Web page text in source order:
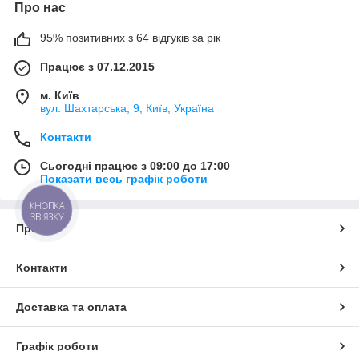
Про нас
95% позитивних з 64 відгуків за рік
Працює з 07.12.2015
м. Київ
вул. Шахтарська, 9, Київ, Україна
Контакти
Сьогодні працює з 09:00 до 17:00
Показати весь графік роботи
Про нас
Контакти
Доставка та оплата
Графік роботи
КНОПКА
ЗВ'ЯЗКУ